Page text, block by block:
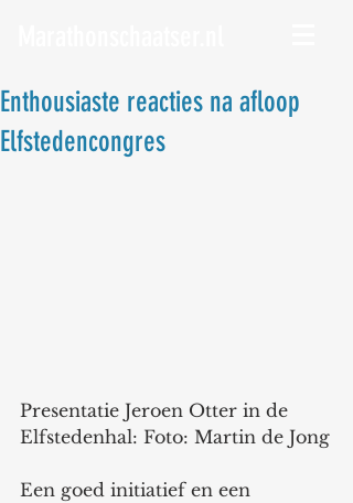
Enthousiaste reacties na afloop
Elfstedencongres
Presentatie Jeroen Otter in de
Elfstedenhal: Foto: Martin de Jong
Een goed initiatief en een